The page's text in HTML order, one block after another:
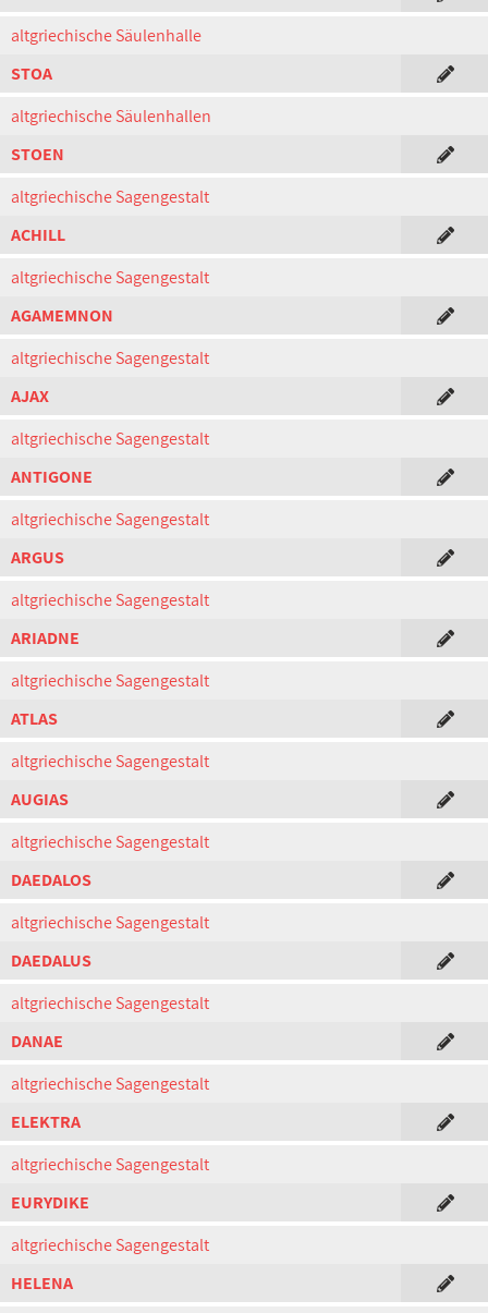
altgriechische Säulenhalle
STOA
altgriechische Säulenhallen
STOEN
altgriechische Sagengestalt
ACHILL
altgriechische Sagengestalt
AGAMEMNON
altgriechische Sagengestalt
AJAX
altgriechische Sagengestalt
ANTIGONE
altgriechische Sagengestalt
ARGUS
altgriechische Sagengestalt
ARIADNE
altgriechische Sagengestalt
ATLAS
altgriechische Sagengestalt
AUGIAS
altgriechische Sagengestalt
DAEDALOS
altgriechische Sagengestalt
DAEDALUS
altgriechische Sagengestalt
DANAE
altgriechische Sagengestalt
ELEKTRA
altgriechische Sagengestalt
EURYDIKE
altgriechische Sagengestalt
HELENA